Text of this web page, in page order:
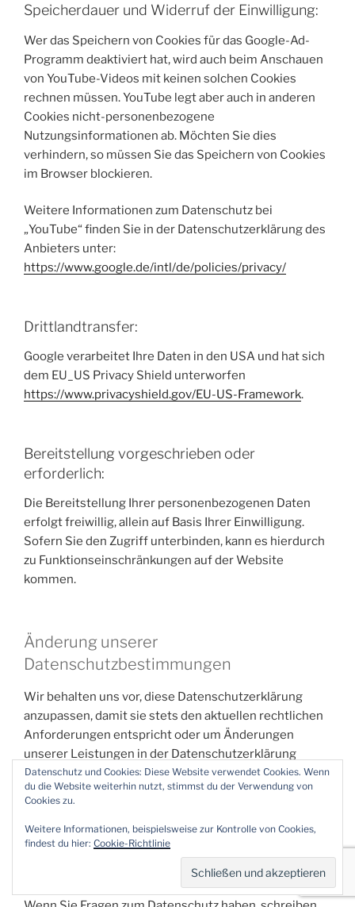
Speicherdauer und Widerruf der Einwilligung:
Wer das Speichern von Cookies für das Google-Ad-
Programm deaktiviert hat, wird auch beim Anschauen
von YouTube-Videos mit keinen solchen Cookies
rechnen müssen. YouTube legt aber auch in anderen
Cookies nicht-personenbezogene
Nutzungsinformationen ab. Möchten Sie dies
verhindern, so müssen Sie das Speichern von Cookies
im Browser blockieren.
Weitere Informationen zum Datenschutz bei
„YouTube“ finden Sie in der Datenschutzerklärung des
Anbieters unter:
https://www.google.de/intl/de/policies/privacy/
Drittlandtransfer:
Google verarbeitet Ihre Daten in den USA und hat sich
dem EU_US Privacy Shield unterworfen
https://www.privacyshield.gov/EU-US-Framework.
Bereitstellung vorgeschrieben oder
erforderlich:
Die Bereitstellung Ihrer personenbezogenen Daten
erfolgt freiwillig, allein auf Basis Ihrer Einwilligung.
Sofern Sie den Zugriff unterbinden, kann es hierdurch
zu Funktionseinschränkungen auf der Website
kommen.
Änderung unserer
Datenschutzbestimmungen
Wir behalten uns vor, diese Datenschutzerklärung
anzupassen, damit sie stets den aktuellen rechtlichen
Anforderungen entspricht oder um Änderungen
unserer Leistungen in der Datenschutzerklärung
umzusetzen, z.B. bei der Einführung neuer Services.
Für Ihren erneuten Besuch gilt dann die neue
Fragen an den Datenschutzbeauftragten
Datenschutz und Cookies: Diese Website verwendet Cookies. Wenn
du die Website weiterhin nutzt, stimmst du der Verwendung von
Cookies zu.
Weitere Informationen, beispielsweise zur Kontrolle von Cookies,
findest du hier: Cookie-Richtlinie